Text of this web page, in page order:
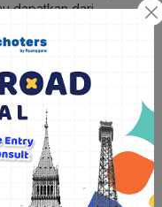
dapatkan dari